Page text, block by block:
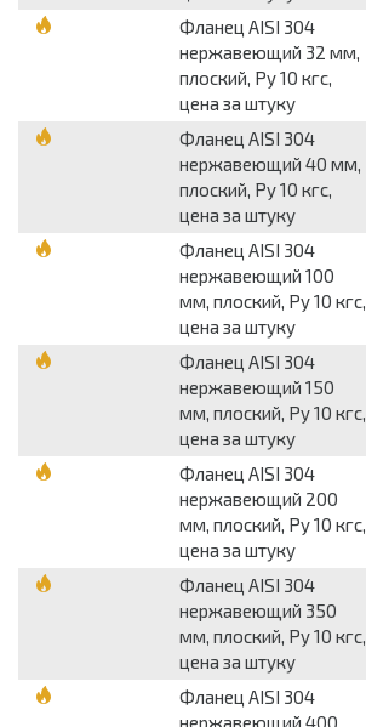
Фланец AISI 304
нержавеющий 32 мм,
плоский, Py 10 кгс,
цена за штуку
Фланец AISI 304
нержавеющий 40 мм,
плоский, Py 10 кгс,
цена за штуку
Фланец AISI 304
нержавеющий 100
мм, плоский, Py 10 кгс,
цена за штуку
Фланец AISI 304
нержавеющий 150
мм, плоский, Py 10 кгс,
цена за штуку
Фланец AISI 304
нержавеющий 200
мм, плоский, Py 10 кгс,
цена за штуку
Фланец AISI 304
нержавеющий 350
мм, плоский, Py 10 кгс,
цена за штуку
Фланец AISI 304
нержавеющий 400